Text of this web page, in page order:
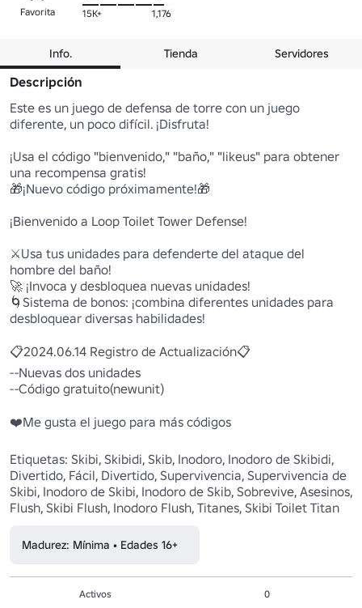
Favorita 15K+ 1,176
Info. Tienda Servidores
Descripción
Este es un juego de defensa de torre con un juego
diferente, un poco difícil. ¡Disfruta!
¡Usa el código "bienvenido," "baño," "likeus" para obtener
una recompensa gratis!
🎁¡Nuevo código próximamente!🎁
¡Bienvenido a Loop Toilet Tower Defense!
⚔️Usa tus unidades para defenderte del ataque del
hombre del baño!
🚀 ¡Invoca y desbloquea nuevas unidades!
🌀Sistema de bonos: ¡combina diferentes unidades para
desbloquear diversas habilidades!
📋2024.06.14 Registro de Actualización📋
--Nuevas dos unidades
--Código gratuito(newunit)
❤️Me gusta el juego para más códigos
Etiquetas: Skibi, Skibidi, Skib, Inodoro, Inodoro de Skibidi,
Divertido, Fácil, Divertido, Supervivencia, Supervivencia de
Skibi, Inodoro de Skibi, Inodoro de Skib, Sobrevive, Asesinos,
Madurez: Mínima • Edades 16+
Activos
0